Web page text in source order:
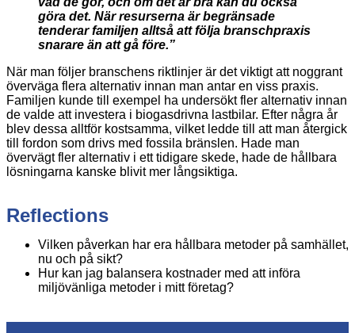
göra det. När resurserna är begränsade
tenderar familjen alltså att följa branschpraxis
snarare än att gå före.”
När man följer branschens riktlinjer är det viktigt att noggrant
överväga flera alternativ innan man antar en viss praxis.
Familjen kunde till exempel ha undersökt fler alternativ innan
de valde att investera i biogasdrivna lastbilar. Efter några år
blev dessa alltför kostsamma, vilket ledde till att man återgick
till fordon som drivs med fossila bränslen. Hade man
övervägt fler alternativ i ett tidigare skede, hade de hållbara
lösningarna kanske blivit mer långsiktiga.
Reflections
Vilken påverkan har era hållbara metoder på samhället,
nu och på sikt?
Hur kan jag balansera kostnader med att införa
miljövänliga metoder i mitt företag?